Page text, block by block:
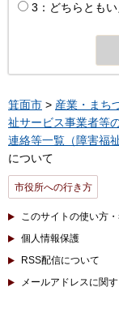
3：どちらとも
箕面市 > 産業・まち
祉サービス事業者等
連絡等一覧（障害福
について
市役所への行き方
このサイトの使い方
個人情報保護
RSS配信について
メールアドレスに関